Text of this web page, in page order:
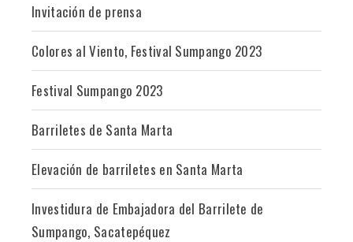
Invitación de prensa
Colores al Viento, Festival Sumpango 2023
Festival Sumpango 2023
Barriletes de Santa Marta
Elevación de barriletes en Santa Marta
Investidura de Embajadora del Barrilete de
Sumpango, Sacatepéquez